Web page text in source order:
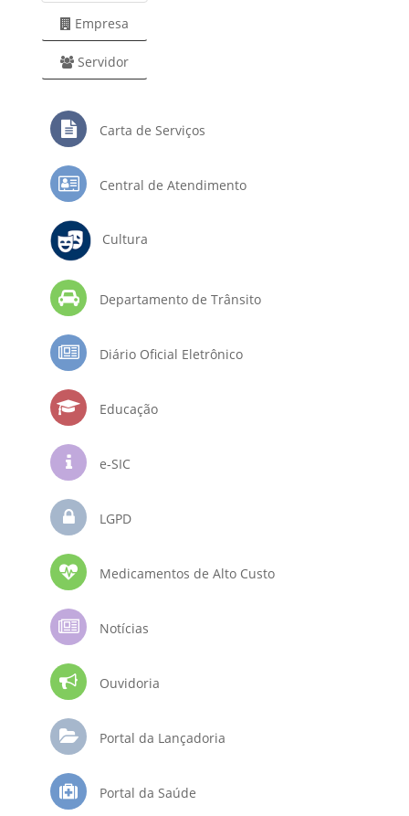
Empresa
Servidor
Carta de Serviços
Central de Atendimento
Cultura
Departamento de Trânsito
Diário Oficial Eletrônico
Educação
e-SIC
LGPD
Medicamentos de Alto Custo
Notícias
Ouvidoria
Portal da Lançadoria
Portal da Saúde